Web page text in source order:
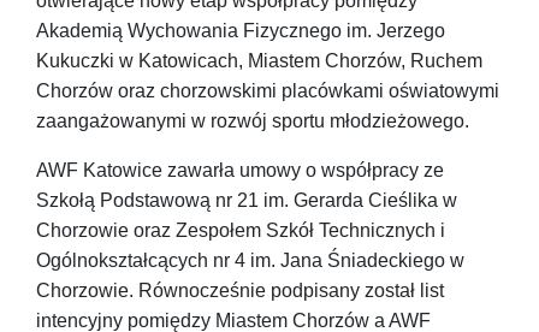
Akademią Wychowania Fizycznego im. Jerzego
Kukuczki w Katowicach, Miastem Chorzów, Ruchem
Chorzów oraz chorzowskimi placówkami oświatowymi
zaangażowanymi w rozwój sportu młodzieżowego.
AWF Katowice zawarła umowy o współpracy ze
Szkołą Podstawową nr 21 im. Gerarda Cieślika w
Chorzowie oraz Zespołem Szkół Technicznych i
Ogólnokształcących nr 4 im. Jana Śniadeckiego w
Chorzowie. Równocześnie podpisany został list
intencyjny pomiędzy Miastem Chorzów a AWF